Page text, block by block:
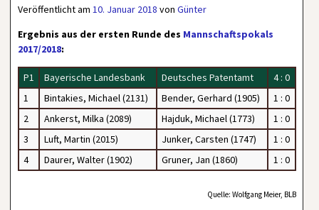
Veröffentlicht am10. Januar 2018 vonGünter
Ergebnis aus der ersten Runde des Mannschaftspokals
2017/2018:
P1 Bayerische Landesbank Deutsches Patentamt
4 : 0
1
Bintakies, Michael (2131) Bender, Gerhard (1905)
1 : 0
2
Ankerst, Milka (2089) Hajduk, Michael (1773)
1 : 0
3
Luft, Martin (2015) Junker, Carsten (1747)
1 : 0
4
Daurer, Walter (1902) Gruner, Jan (1860) 1 : 0
Quelle: Wolfgang Meier, BLB